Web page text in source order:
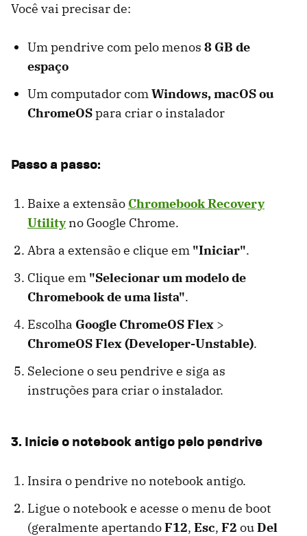
Você vai precisar de:
Um pendrive com pelo menos 8 GB de
espaço
Um computador comWindows, macOS ou
ChromeOSpara criar o instalador
Passo a passo:
Baixe a extensão Chromebook Recovery
Utilityno Google Chrome.
Abra a extensão e clique em "Iniciar".
Clique em "Selecionar um modelo de
Chromebook de uma lista".
Escolha Google ChromeOS Flex >
ChromeOS Flex (Developer-Unstable).
Selecione o seu pendrive e siga as
instruções para criar o instalador.
3. Inicie o notebook antigo pelo pendrive
Insira o pendrive no notebook antigo.
Ligue o notebook e acesse o menu de boot
(geralmente apertandoF12, Esc, F2 ouDel